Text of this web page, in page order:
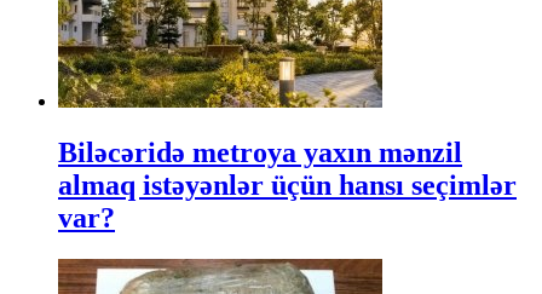
Biləcəridə metroya yaxın mənzil
almaq istəyənlər üçün hansı seçimlər
var?